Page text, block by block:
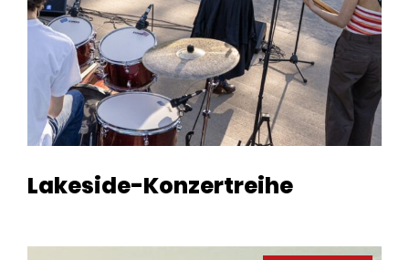
Lakeside-Konzertreihe